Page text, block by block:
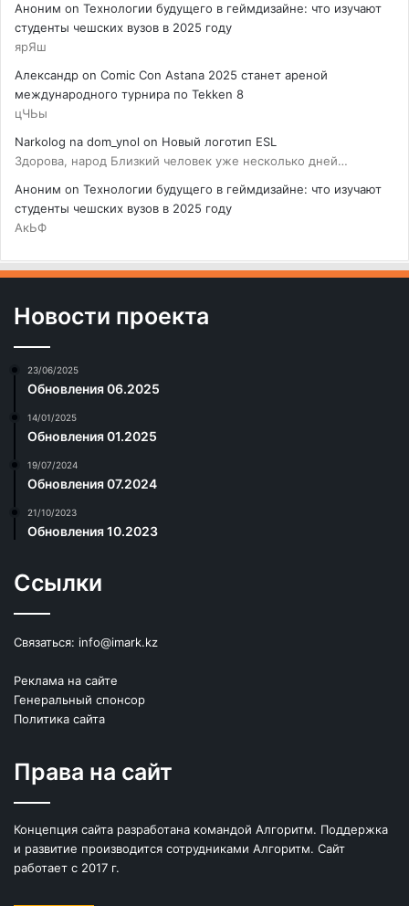
Аноним on Технологии будущего в геймдизайне: что изучают
студенты чешских вузов в 2025 году
ярЯш
Александр on Comic Con Astana 2025 станет ареной
международного турнира по Tekken 8
цЧЬы
Narkolog na dom_ynol on Новый логотип ESL
Здорова, народ Близкий человек уже несколько дней…
Аноним on Технологии будущего в геймдизайне: что изучают
студенты чешских вузов в 2025 году
АкЬФ
Новости проекта
23/06/2025
Обновления 06.2025
14/01/2025
Обновления 01.2025
19/07/2024
Обновления 07.2024
21/10/2023
Обновления 10.2023
Ссылки
Связаться: info@imark.kz
Реклама на сайте
Генеральный спонсор
Политика сайта
Права на сайт
Концепция сайта разработана командой Алгоритм. Поддержка
и развитие производится сотрудниками Алгоритм. Сайт
работает с 2017 г.